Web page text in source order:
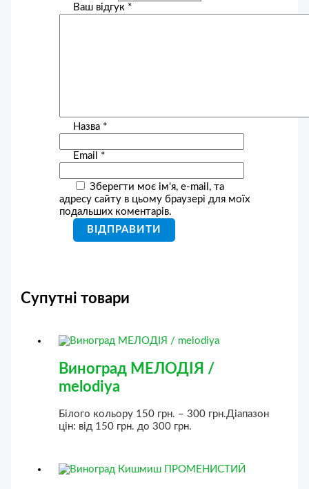
Ваш відгук *
Назва *
Email *
Зберегти моє ім'я, e-mail, та
адресу сайту в цьому браузері для моїх
подальших коментарів.
Супутні товари
Виноград МЕЛОДІЯ /
melodiya
Білого кольору 150 грн. – 300 грн.Діапазон
цін: від 150 грн. до 300 грн.